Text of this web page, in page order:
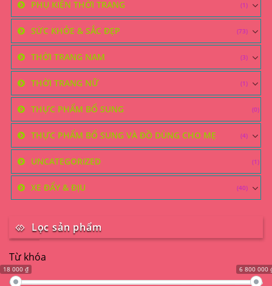
PHỤ KIỆN THỜI TRANG (1)
SỨC KHỎE & SẮC ĐẸP (73)
THỜI TRANG NAM (3)
THỜI TRANG NỮ (1)
THỰC PHẨM BỔ SUNG (0)
THỰC PHẨM BỔ SUNG VÀ ĐỒ DÙNG CHO MẸ (4)
UNCATEGORIZED (1)
XE ĐẨY & ĐỊU (40)
Lọc sản phẩm
Từ khóa
18 000 ₫ 6 800 000